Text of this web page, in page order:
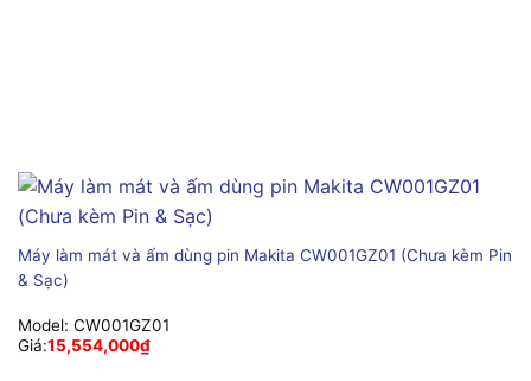
Máy làm mát và ấm dùng pin Makita CW001GZ01 (Chưa kèm Pin
& Sạc)
Model: CW001GZ01
Giá:15,554,000₫